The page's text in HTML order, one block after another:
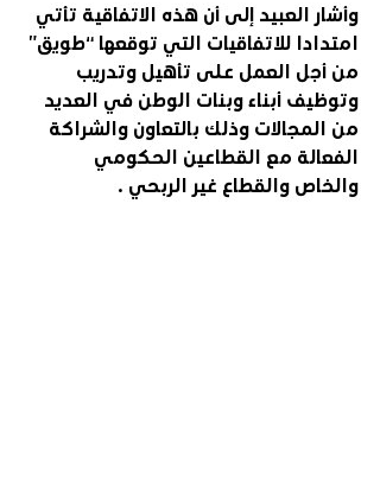
وأشار العبيد إلى أن هذه الاتفاقية تأتي
امتدادا للاتفاقيات التي توقعها “طويق”
من أجل العمل على تأهيل وتدريب
وتوظيف أبناء وبنات الوطن في العديد
من المجالات وذلك بالتعاون والشراكة
الفعالة مع القطاعين الحكومي
والخاص والقطاع غير الربحي .